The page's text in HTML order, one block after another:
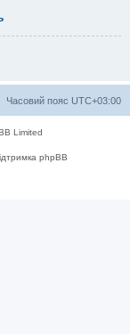
Часовий пояс UTC+03:00
Limited
phpBB